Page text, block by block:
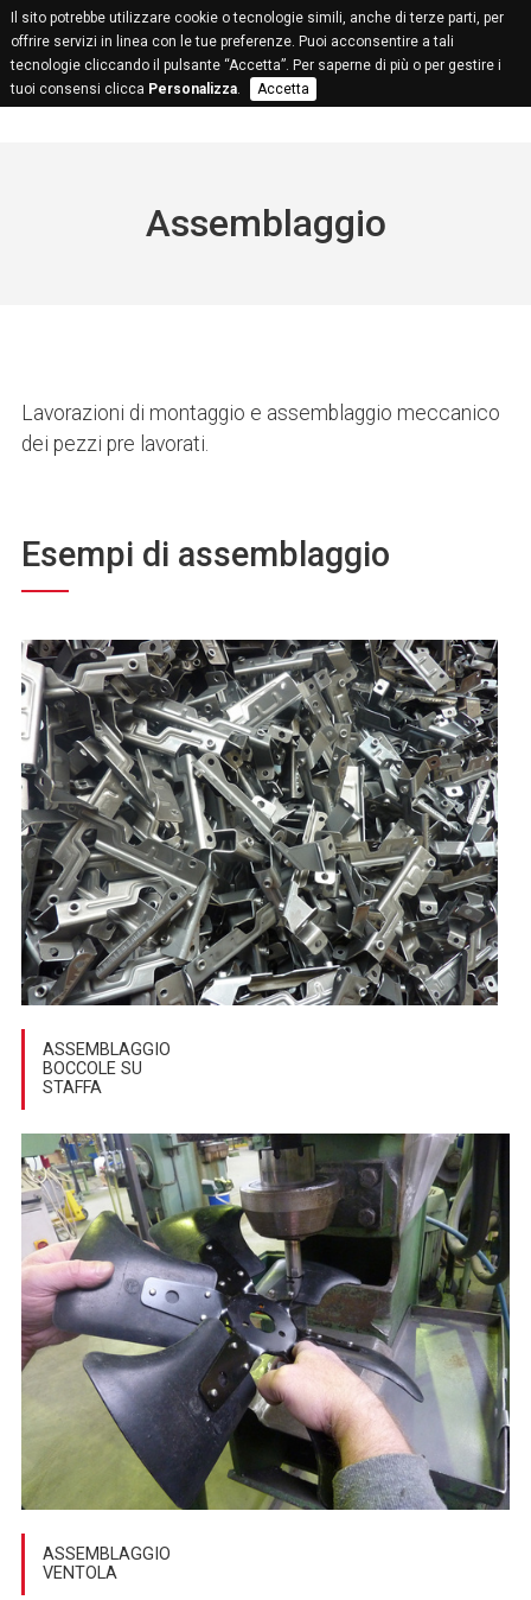
Assemblaggio
Lavorazioni di montaggio e assemblaggio meccanico
dei pezzi pre lavorati.
Esempi di assemblaggio
ASSEMBLAGGIO
BOCCOLE SU
STAFFA
ASSEMBLAGGIO
VENTOLA
Il sito potrebbe utilizzare cookie o tecnologie simili, anche di terze parti, per
offrire servizi in linea con le tue preferenze. Puoi acconsentire a tali
tecnologie cliccando il pulsante “Accetta”. Per saperne di più o per gestire i
tuoi consensi clicca Personalizza. Accetta